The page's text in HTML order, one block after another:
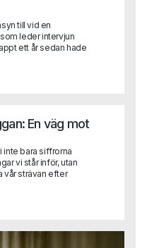
till vid en
leder intervjun
ett år sedan hade
att ta hänsyn till har
En väg mot
inte bara siffrorna
vi står inför, utan
vår strävan efter
handling.